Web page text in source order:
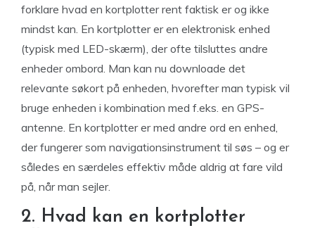
forklare hvad en kortplotter rent faktisk er og ikke
mindst kan. En kortplotter er en elektronisk enhed
(typisk med LED-skærm), der ofte tilsluttes andre
enheder ombord. Man kan nu downloade det
relevante søkort på enheden, hvorefter man typisk vil
bruge enheden i kombination med f.eks. en GPS-
antenne. En kortplotter er med andre ord en enhed,
der fungerer som navigationsinstrument til søs – og er
således en særdeles effektiv måde aldrig at fare vild
på, når man sejler.
2. Hvad kan en kortplotter